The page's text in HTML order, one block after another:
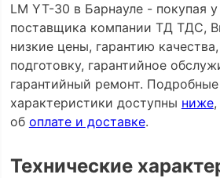
LM YT-30 в Барнауле - покупая
поставщика компании ТД ТДС,
низкие цены, гарантию
подготовку, гарантийное
гарантийный ремонт.
характеристики доступны ниже,
об оплате и доставке.
Технические